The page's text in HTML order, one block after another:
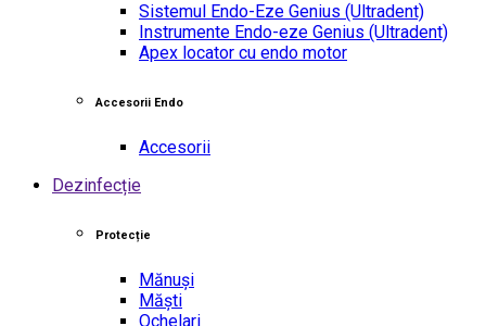
Sistemul Endo-Eze Genius (Ultradent)
Instrumente Endo-eze Genius (Ultradent)
Apex locator cu endo motor
Accesorii Endo
Accesorii
Dezinfecție
Protecție
Mănuși
Măști
Ochelari